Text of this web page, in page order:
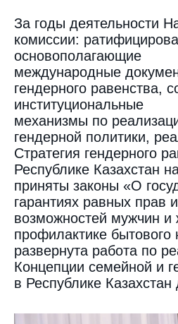
За годы деятельности
комиссии:
основополагающие
международные
гендерного равенства,
институциональные
механизмы по
гендерной политики,
Стратегия гендерного
Республике Казахстан
приняты законы «О
гарантиях равных прав
возможностей мужчин
профилактике бытового
развернута работа по
Концепции семейной и
в Республике Казахстан